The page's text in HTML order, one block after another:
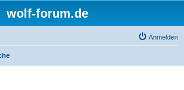
wolf-forum.de
Anmelden